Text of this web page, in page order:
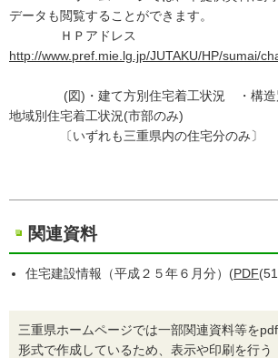
データも閲覧することができます。
ＨＰアドレス
http://www.pref.mie.lg.jp/JUTAKU/HP/sumai/
(図)・建て方別住宅着工状況 ・構造
地域別住宅着工状況(市部のみ)
〔いずれも三重県内の住宅分のみ〕
関連資料
住宅建設情報（平成２５年６月分）(PDF
三重県ホームページでは一部関連資料等をpdf
形式で作成しているため、表示や印刷を行う